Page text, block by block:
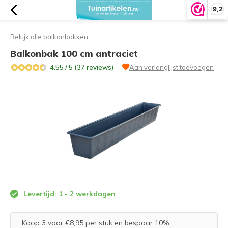
9,2
Bekijk alle balkonbakken
Balkonbak 100 cm antraciet
4.55 / 5 (37 reviews) Aan verlanglijst toevoegen
Levertijd: 1 - 2 werkdagen
Koop 3 voor €8,95 per stuk en bespaar 10%